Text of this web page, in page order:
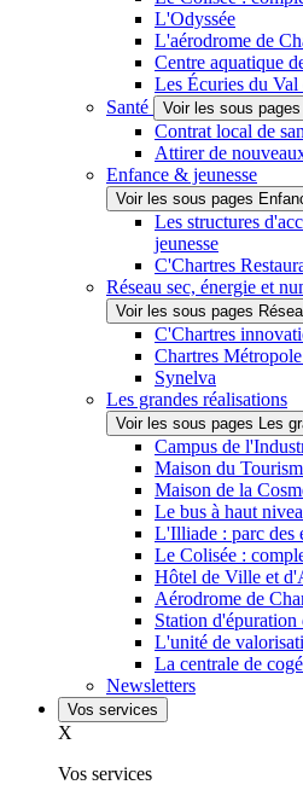
L'Odyssée
L'aérodrome de
Centre aquatique
Les Écuries du Val
Santé
Voir les sous
Contrat local de
Attirer de
Enfance & jeunesse
Voir les sous pages
Les structures
jeunesse
C'Chartres
Réseau sec, énergie et
Voir les sous pages
C'Chartres
Chartres
Synelva
Les grandes réalisations
Voir les sous pages Les
Campus de
Maison du
Maison de la
Le bus à haut
L'Illiade : parc des
Le Colisée :
Hôtel de Ville et
Aérodrome de
Station d'épuration
L'unité de
La centrale de
Newsletters
Vos services
X
Vos services